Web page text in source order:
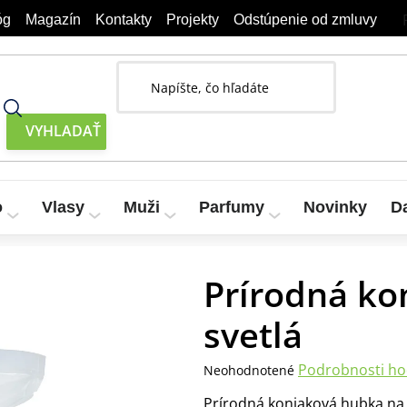
Magazín Kontakty Projekty Odstúpenie od zmluvy
Vlasy Muži Parfumy Novinky
Prírodná
svetlá
Priemerné
Neohodnotené Podrobnosti